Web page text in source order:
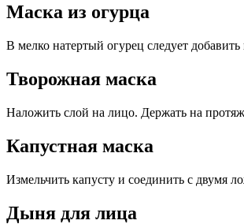
Маска из огурца
В мелко натертый огурец следует
Творожная маска
Наложить слой на лицо. Держать на
Капустная маска
Измельчить капусту и соединить с двумя
Дыня для лица